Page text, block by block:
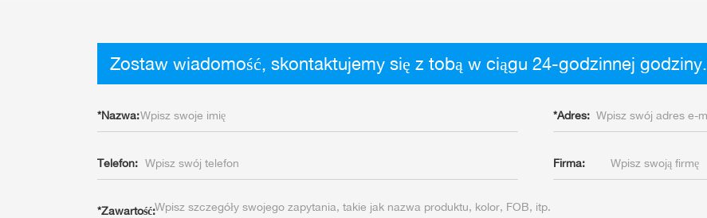
Zostaw wiadomość, skontaktujemy się z tobą w ciągu 24-godzinnej godziny.
*Nazwa: *Adres:
Telefon: Firma:
*Zawartość: